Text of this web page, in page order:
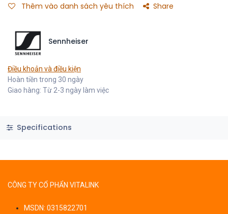
Thêm vào danh sách yêu thích Share
Sennheiser
Điều khoản và điều kiện
Hoàn tiền trong 30 ngày
Giao hàng: Từ 2-3 ngày làm việc
Specifications
CÔNG TY CỔ PHẨN VITALINK
MSDN: 0315822701